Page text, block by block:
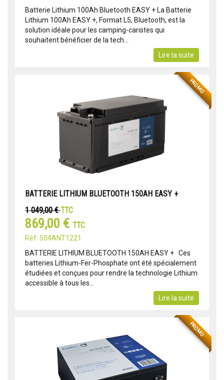
Batterie Lithium 100Ah Bluetooth EASY + La Batterie
Lithium 100Ah EASY +, Format L5, Bluetooth, est la
solution idéale pour les camping-caristes qui
souhaitent bénéficier de la tech...
Lire la suite
PROMO
BATTERIE LITHIUM BLUETOOTH 150AH EASY +
1 049,00 €TTC
869,00 € TTC
Réf: 504ANT1221
BATTERIE LITHIUM BLUETOOTH 150AH EASY + Ces
batteries Lithium-Fer-Phosphate ont été spécialement
étudiées et conçues pour rendre la technologie Lithium
accessible à tous les...
Lire la suite
PROMO